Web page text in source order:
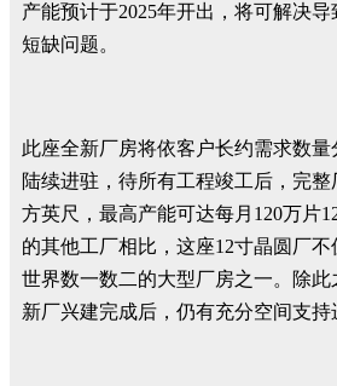
产能预计于2025年开出，将可解决
短缺问题。
此座全新厂房将依客户长约需求数
陆续进驻，待所有工程竣工后，完
方英尺，最高产能可达每月120万片
的其他工厂相比，这座12寸晶圆厂
世界数一数二的大型厂房之一。除此
新厂兴建完成后，仍有充分空间支持